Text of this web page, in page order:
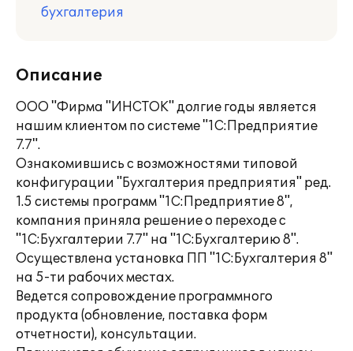
бухгалтерия
Описание
ООО "Фирма "ИНСТОК" долгие годы является
нашим клиентом по системе "1С:Предприятие
7.7".
Ознакомившись с возможностями типовой
конфигурации "Бухгалтерия предприятия" ред.
1.5 системы программ "1С:Предприятие 8",
компания приняла решение о переходе с
"1С:Бухгалтерии 7.7" на "1С:Бухгалтерию 8".
Осуществлена установка ПП "1С:Бухгалтерия 8"
на 5-ти рабочих местах.
Ведется сопровождение программного
продукта (обновление, поставка форм
отчетности), консультации.